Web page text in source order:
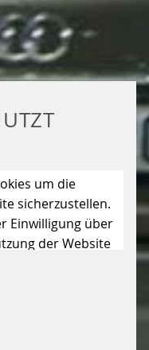
um die
sicherzustellen.
Einwilligung über
der Website
zu
Button „Nur
Sie die